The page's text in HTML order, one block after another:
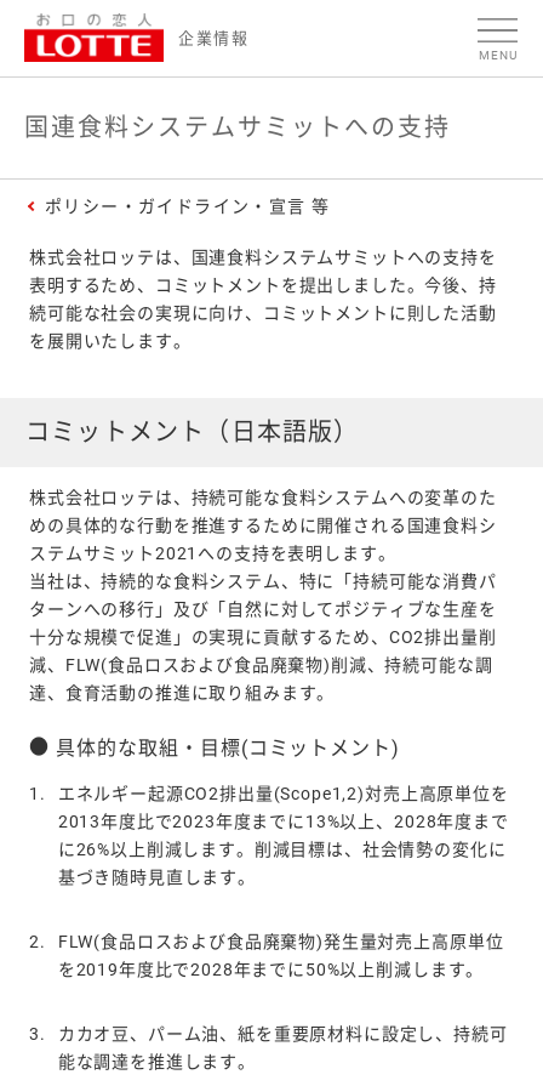
国
連
食
シ
テ
ム
サ
ッ
へ
の
支
持
企業情報
MENU
国連食料システムサミットへの支持
ポリシー・ガイドライン・宣言 等
株式会社ロッテは、国連食料システムサミットへの支持を
表明するため、コミットメントを提出しました。今後、持
続可能な社会の実現に向け、コミットメントに則した活動
を展開いたします。
コミットメント（日本語版）
株式会社ロッテは、持続可能な食料システムへの変革のた
めの具体的な行動を推進するために開催される国連食料シ
ステムサミット2021への支持を表明します。
当社は、持続的な食料システム、特に「持続可能な消費パ
ターンへの移行」及び「自然に対してポジティブな生産を
十分な規模で促進」の実現に貢献するため、CO2排出量削
減、FLW(食品ロスおよび食品廃棄物)削減、持続可能な調
達、食育活動の推進に取り組みます。
具体的な取組・目標(コミットメント)
1.
エネルギー起源CO2排出量(Scope1,2)対売上高原単位を
2013年度比で2023年度までに13%以上、2028年度まで
に26%以上削減します。削減目標は、社会情勢の変化に
基づき随時見直します。
2.
FLW(食品ロスおよび食品廃棄物)発生量対売上高原単位
を2019年度比で2028年までに50%以上削減します。
3.
カカオ豆、パーム油、紙を重要原材料に設定し、持続可
能な調達を推進します。